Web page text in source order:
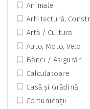
Animale
Arhitectură,
Artă / Cultura
Auto, Moto, Velo
Bănci / Asigurări
Calculatoare
Casă și Grădină
Comunicații